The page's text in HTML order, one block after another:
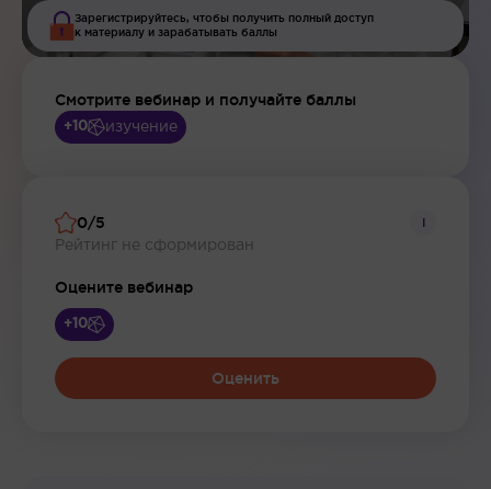
Зарегистрируйтесь, чтобы получить полный доступ
к материалу и зарабатывать баллы
Смотрите вебинар и получайте баллы
+10 изучение
0/5
Рейтинг не сформирован
i
Оцените вебинар
+10
Оценить